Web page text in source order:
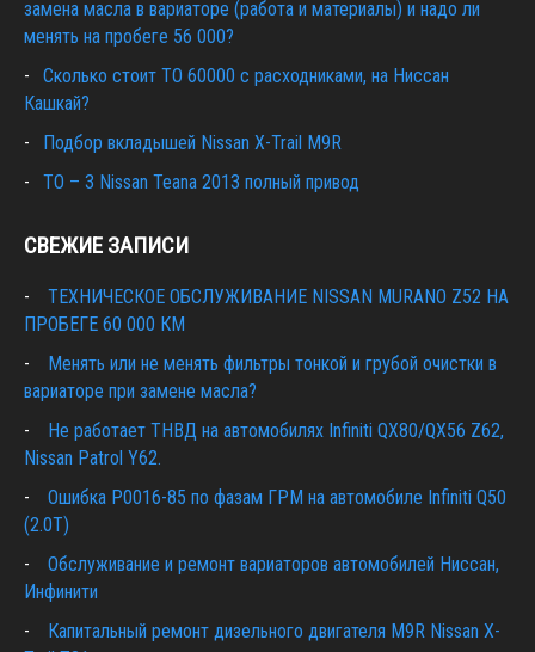
замена масла в вариаторе (работа и материалы) и надо ли
менять на пробеге 56 000?
Сколько стоит ТО 60000 с расходниками, на Ниссан
Кашкай?
Подбор вкладышей Nissan X-Trail M9R
ТО – 3 Nissan Teana 2013 полный привод
СВЕЖИЕ ЗАПИСИ
ТЕХНИЧЕСКОЕ ОБСЛУЖИВАНИЕ NISSAN MURANO Z52 НА
ПРОБЕГЕ 60 000 КМ
Менять или не менять фильтры тонкой и грубой очистки в
вариаторе при замене масла?
Не работает ТНВД на автомобилях Infiniti QX80/QX56 Z62,
Nissan Patrol Y62.
Ошибка P0016-85 по фазам ГРМ на автомобиле Infiniti Q50
(2.0T)
Обслуживание и ремонт вариаторов автомобилей Ниссан,
Инфинити
Капитальный ремонт дизельного двигателя M9R Nissan X-